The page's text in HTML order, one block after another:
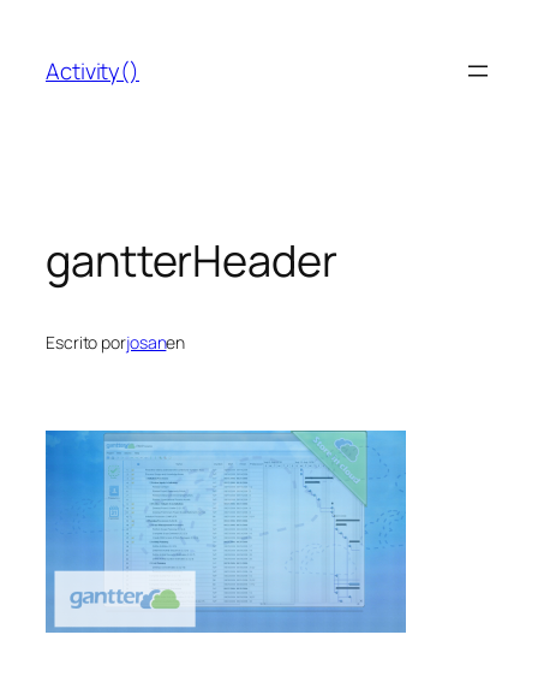
contenido
Activity()
gantterHeader
Escrito porjosanen